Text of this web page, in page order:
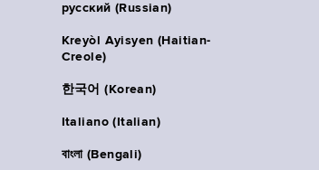
русский (Russian)
Kreyòl Ayisyen (Haitian-
Creole)
한국어 (Korean)
Italiano (Italian)
বাংলা (Bengali)